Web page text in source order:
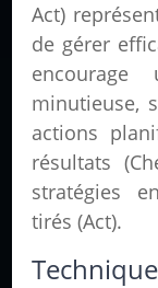
Act)
de gérer
encourage
minutieuse,
actions
résultats
stratégies
tirés (Act).